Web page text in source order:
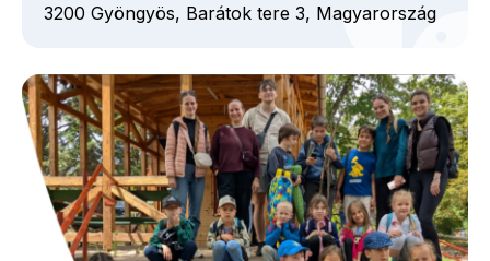
3200 Gyöngyös, Barátok tere 3, Magyarország